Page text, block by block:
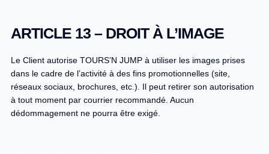
ARTICLE 13 – DROIT À L’IMAGE
Le Client autorise TOURS’N JUMP à utiliser les images prises
dans le cadre de l’activité à des fins promotionnelles (site,
réseaux sociaux, brochures, etc.). Il peut retirer son autorisation
à tout moment par courrier recommandé. Aucun
dédommagement ne pourra être exigé.